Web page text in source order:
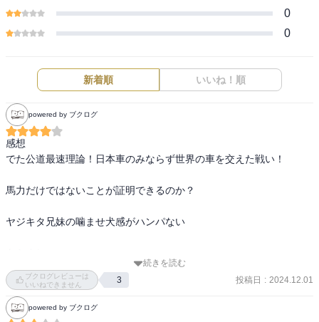
0
0
新着順 いいね！順
powered by ブクログ
感想
でた公道最速理論！日本車のみならず世界の車を交えた戦い！
馬力だけではないことが証明できるのか？
ヤジキタ兄妹の噛ませ犬感がハンパない
夏向は視界が悪いコースで、藤原拓海ばりの走りを見せ、順位を押
し上げる。
ゴール前のストレートで86の非力さが出て、惜しくも16位で決勝を
続きを読む
ブクログレビューは
いいねできません
3 投稿日 : 2024.12.01
powered by ブクログ